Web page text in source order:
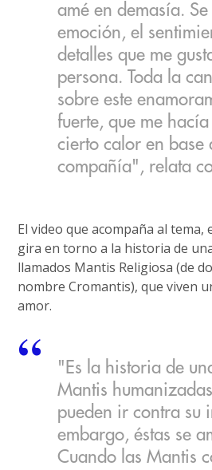
amé en demasía.
emoción, el
detalles que me
persona. Toda la
sobre este
fuerte, que me
cierto calor en base
compañía", relata
El video que acompaña al tema,
gira en torno a la historia de
llamados Mantis Religiosa (de
nombre Cromantis), que viven
amor.
"Es la historia de
Mantis
pueden ir contra su
embargo, éstas se
Cuando las Mantis